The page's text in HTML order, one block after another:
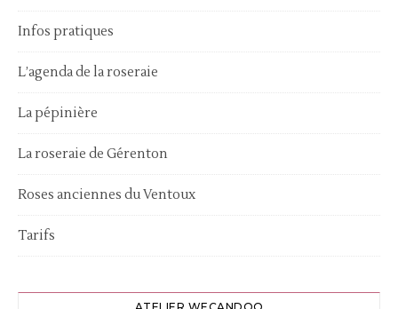
Infos pratiques
L’agenda de la roseraie
La pépinière
La roseraie de Gérenton
Roses anciennes du Ventoux
Tarifs